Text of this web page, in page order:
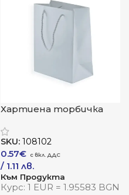
Хартиена торбичка
SKU: 108102
0.57€
/ 1.11 лв.
Към Продукта
Курс: 1 EUR = 1.95583 BGN